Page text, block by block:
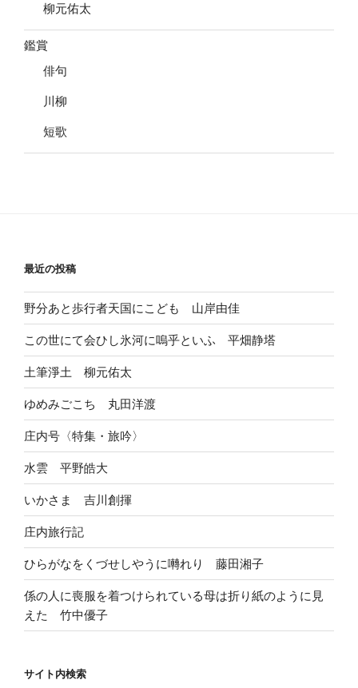
柳元佑太
鑑賞
俳句
川柳
短歌
最近の投稿
野分あと歩行者天国にこども 山岸由佳
この世にて会ひし氷河に嗚乎といふ 平畑静塔
土筆淨土 柳元佑太
ゆめみごこち 丸田洋渡
庄内号〈特集・旅吟〉
水雲 平野皓大
いかさま 吉川創揮
庄内旅行記
ひらがなをくづせしやうに囀れり 藤田湘子
係の人に喪服を着つけられている母は折り紙のように見
えた 竹中優子
サイト内検索